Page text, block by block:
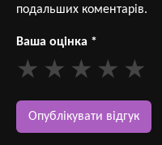
подальших коментарів.
Ваша оцінка *